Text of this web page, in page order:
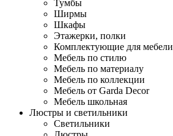
Тумбы
Ширмы
Шкафы
Этажерки, полки
Комплектующие для мебели
Мебель по стилю
Мебель по материалу
Мебель по коллекции
Мебель от Garda Decor
Мебель школьная
Люстры и светильники
Светильники